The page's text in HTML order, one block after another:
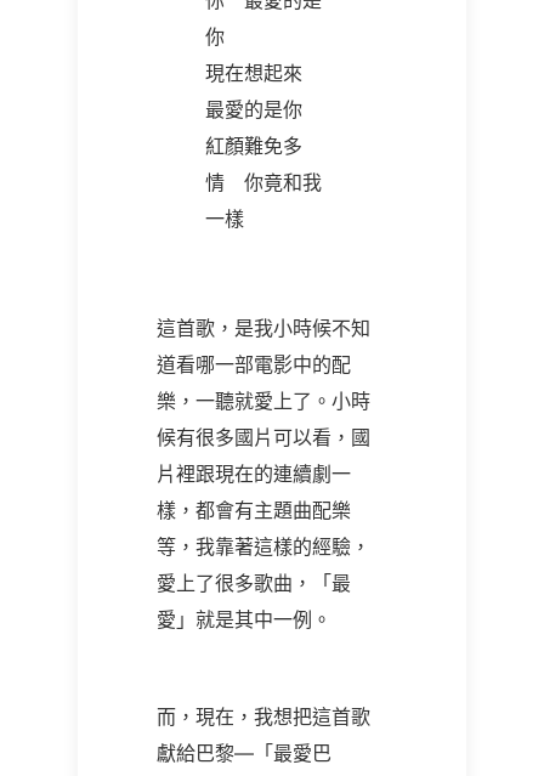
你
現在想起來
最愛的是你
紅顏難免多
情 你竟和我
一樣
這首歌，是我小時候不知
道看哪一部電影中的配
樂，一聽就愛上了。小時
候有很多國片可以看，國
片裡跟現在的連續劇一
樣，都會有主題曲配樂
等，我靠著這樣的經驗，
愛上了很多歌曲，「最
愛」就是其中一例。
而，現在，我想把這首歌
獻給巴黎— 「最愛巴